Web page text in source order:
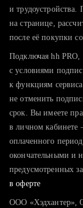
тратите
хотите
и
на странице,
после её покупки
Подключая hh PRO,
с условиями
к функциям
не отменить
срок. Вы имеете
в личном кабинете
оплаченного
окончательными и
предусмотренных
в оферте
ООО «Хэдхантер»,